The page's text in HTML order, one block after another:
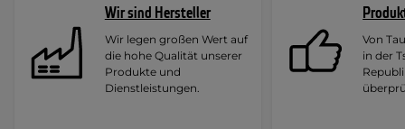
Wir sind Hersteller
Wir legen großen Wert auf
die hohe Qualität unserer
Produkte und
Dienstleistungen.
Von
in der